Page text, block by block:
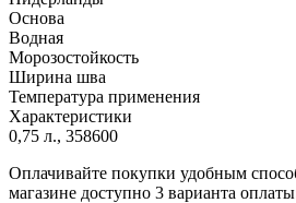
Основа
Водная
Морозостойкость
Ширина шва
Температура применения
Характеристики
0,75 л., 358600
Оплачивайте покупки удобным
магазине доступно 3 варианта